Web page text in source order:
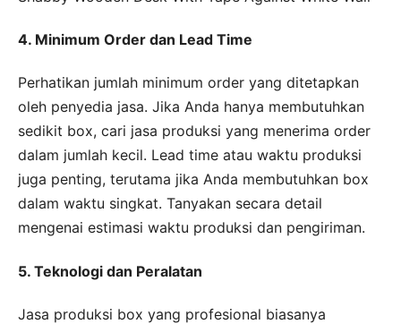
4. Minimum Order dan Lead Time
Perhatikan jumlah minimum order yang ditetapkan
oleh penyedia jasa. Jika Anda hanya membutuhkan
sedikit box, cari jasa produksi yang menerima order
dalam jumlah kecil. Lead time atau waktu produksi
juga penting, terutama jika Anda membutuhkan box
dalam waktu singkat. Tanyakan secara detail
mengenai estimasi waktu produksi dan pengiriman.
5. Teknologi dan Peralatan
Jasa produksi box yang profesional biasanya